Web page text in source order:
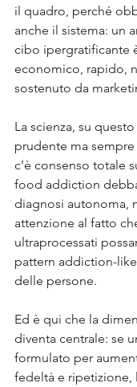
il quadro, perché
anche il sistema: un
cibo ipergratificante
economico, rapido,
sostenuto da
La scienza, su
prudente ma
c’è consenso totale
food addiction
diagnosi autonoma,
attenzione al fatto
ultraprocessati
pattern addiction-
delle persone.
Ed è qui che la
diventa centrale: se
formulato per
fedeltà e ripetizione,